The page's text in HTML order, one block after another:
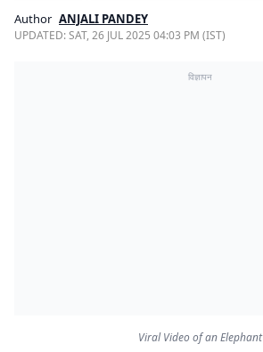
Author ANJALI PANDEY
UPDATED:SAT, 26 JUL 2025 04:03 PM (IST)
विज्ञापन
Viral Video of an Elephant